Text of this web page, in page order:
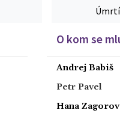
Úmrtí
O kom se
Andrej Babiš
Petr Pavel
Hana